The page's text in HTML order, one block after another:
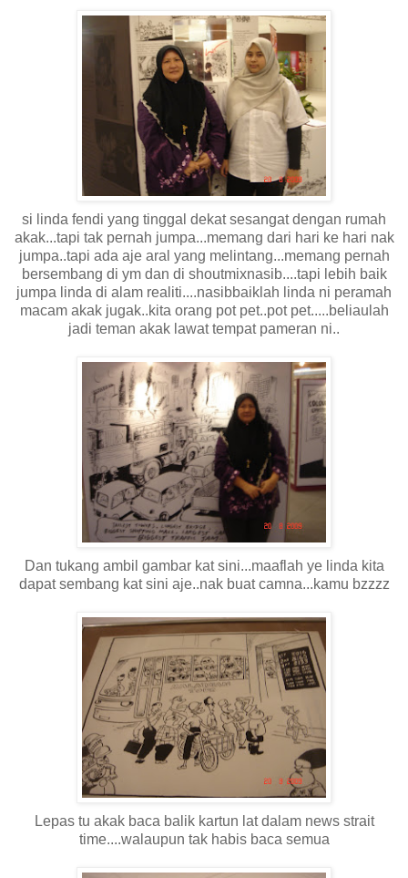
si linda fendi yang tinggal dekat sesangat dengan rumah
akak...tapi tak pernah jumpa...memang dari hari ke hari nak
jumpa..tapi ada aje aral yang melintang...memang pernah
bersembang di ym dan di shoutmixnasib....tapi lebih baik
jumpa linda di alam realiti....nasibbaiklah linda ni peramah
macam akak jugak..kita orang pot pet..pot pet.....beliaulah
jadi teman akak lawat tempat pameran ni..
Dan tukang ambil gambar kat sini...maaflah ye linda kita
dapat sembang kat sini aje..nak buat camna...kamu bzzzz
Lepas tu akak baca balik kartun lat dalam news strait
time....walaupun tak habis baca semua